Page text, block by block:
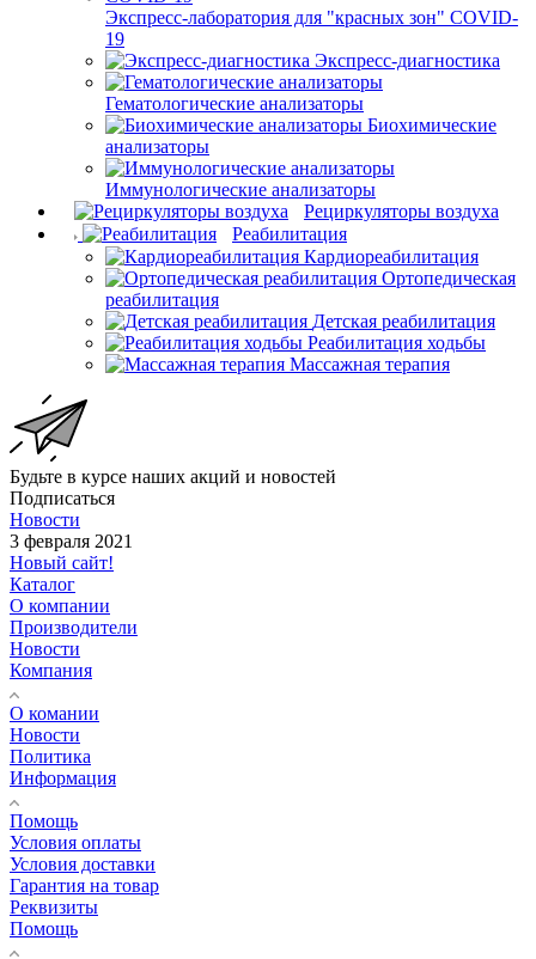
Экспресс-лаборатория для "красных зон" COVID-
19
Экспресс-диагностика
Гематологические анализаторы
Биохимические
анализаторы
Иммунологические анализаторы
Рециркуляторы воздуха
Реабилитация
Кардиореабилитация
Ортопедическая
реабилитация
Детская реабилитация
Реабилитация ходьбы
Массажная терапия
Будьте в курсе наших акций и новостей
Подписаться
Новости
3 февраля 2021
Новый сайт!
Каталог
О компании
Производители
Новости
Компания
О комании
Новости
Политика
Информация
Помощь
Условия оплаты
Условия доставки
Гарантия на товар
Реквизиты
Помощь